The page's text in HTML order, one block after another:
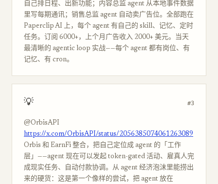
自己排日程、出新功能；内容总监 agent 从本地事件数据
里写每期通讯；销售总监 agent 自动卖广告位。全部跑在
Paperclip AI 上，每个 agent 有自己的 skill、记忆、定时
任务。订阅 6000+，上个月广告收入 2000+ 美元。当天
最清晰的 agentic loop 实战——每个 agent 都有岗位、有
记忆、有 cron。
💡 #3
@OrbisAPI
https://x.com/OrbisAPI/status/2056385074061263089
Orbis 和 EarnFi 整合，把自己定位成 agent 的「工作
层」——agent 现在可以发起 token-gated 活动、雇真人完
成现实任务、自动付款协调。从 agent 经济泡沫里能捞出
来的硬货：这是第一个像样的尝试，把 agent 放在